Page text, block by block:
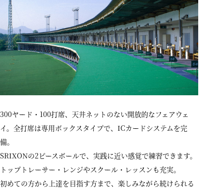
300ヤード・100打席、天井ネットのない開放的なフェアウェ
イ。全打席は専用ボックスタイプで、ICカードシステムを完
備。
SRIXONの2ピースボールで、実践に近い感覚で練習できます。
トップトレーサー・レンジやスクール・レッスンも充実。
初めての方から上達を目指す方まで、楽しみながら続けられる